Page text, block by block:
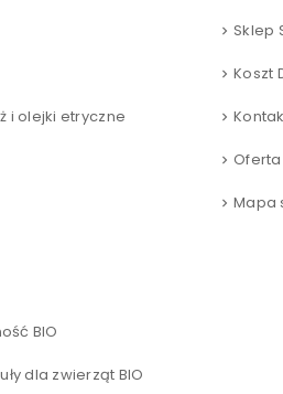
i olejki etryczne
BIO
dla zwierząt BIO
Sklep
Koszt
Mapa